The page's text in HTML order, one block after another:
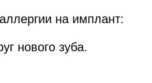
на имплант:
нового зуба.